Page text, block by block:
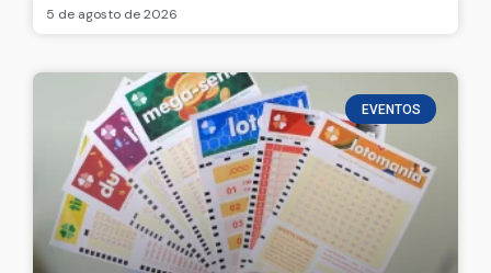
5 de agosto de 2026
EVENTOS